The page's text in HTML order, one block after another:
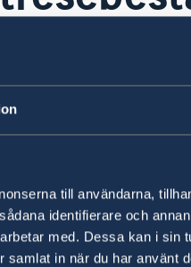
till användarna,
identifierare och
med. Dessa kan i sin
samlat in när du har använt
och
ambassad.
vid ankomsten
måste ha minst tre
om visering via